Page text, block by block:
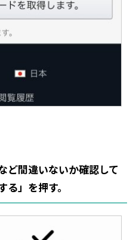
ど間違いないか確認して
る」を押す。